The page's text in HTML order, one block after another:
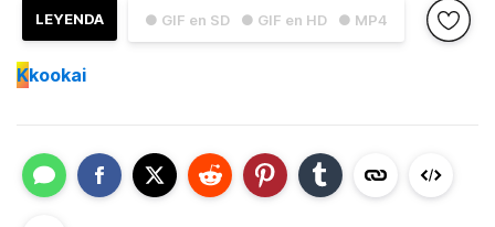
● GIF en SD ● GIF en HD ● MP4
LEYENDA
Kkookai